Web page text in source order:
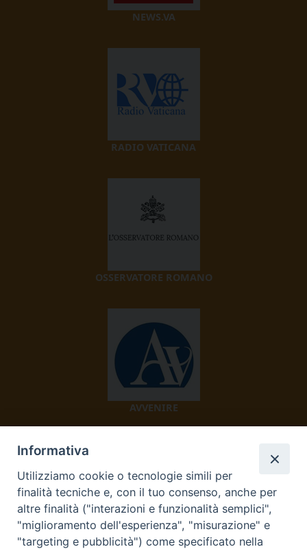
NEWS.VA
RADIO VATICANA
OSSERVATORE ROMANO
AVVENIRE
TV 2000
Informativa
Utilizziamo cookie o tecnologie simili per
finalità tecniche e, con il tuo consenso, anche per
altre finalità ("interazioni e funzionalità semplici",
"miglioramento dell'esperienza", "misurazione" e
"targeting e pubblicità") come specificato nella